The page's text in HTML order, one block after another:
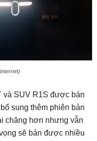
và SUV R1S được bán
sung thêm phiên bản
chăng hơn nhưng vẫn
sẽ bán được nhiều